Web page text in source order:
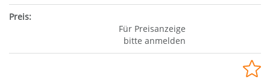
Für Preisanzeige
bitte anmelden